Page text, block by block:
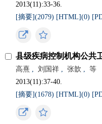
2013(11):33-36.
[摘要](2079) [HTML](0)
县级疾病控制机构公共
高熹 , 刘国祥 , 张歆 ,
等
2013(11):37-40.
[摘要](1678) [HTML](0)